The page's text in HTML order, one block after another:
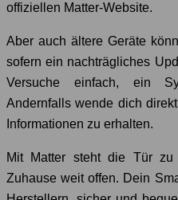
offiziellen Matter-Website.
Aber auch ältere Geräte
sofern ein nachträgliches
Versuche einfach, ein
Andernfalls wende dich
Informationen zu erhalten.
Mit Matter steht die Tür zu
Zuhause weit offen. Dein